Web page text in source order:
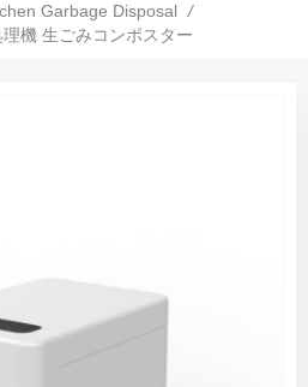
Garbage Disposal /
機 生ごみコンポスター